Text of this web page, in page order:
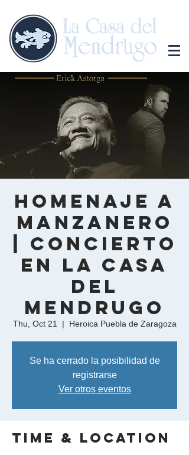
Homenaje a
Manzanero
| Concierto
en La Casa
del
Mendrugo
Thu, Oct 21
  |
Heroica Puebla de Zaragoza
Se ha cerrado la posibilidad de
registrarse
Ver otros eventos
Time & Location